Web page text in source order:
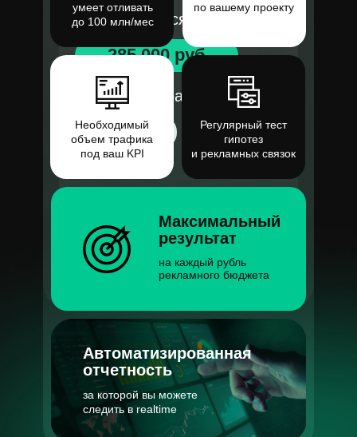
285 000 руб
Бюджет в месяц
820 руб
Цена регистрации
за которой вы можете
следить в realtime
Автоматизированная
отчетность
на каждый рубль
рекламного бюджета
Максимальный
результат
Регулярный тест
гипотез
и рекламных связок
Необходимый
объем трафика
под ваш KPI
по вашему проекту
умеет отливать
до 100 млн/мес